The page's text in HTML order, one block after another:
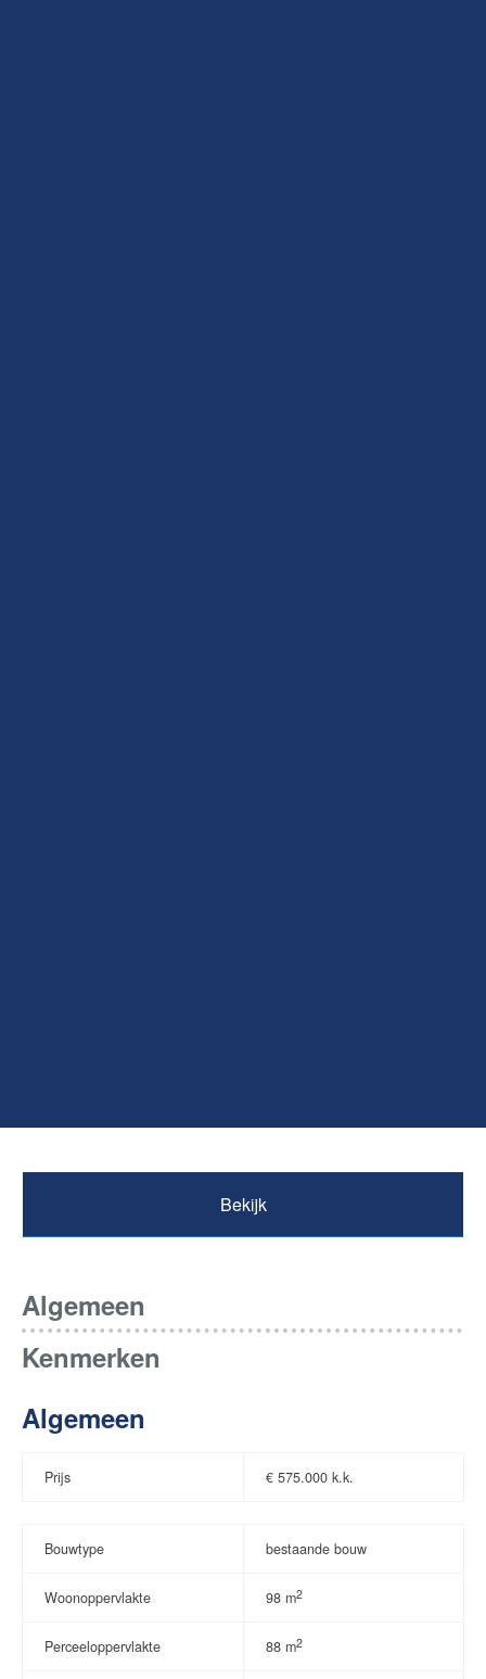
Bekijk
Algemeen
Kenmerken
Algemeen
Prijs € 575.000 k.k.
Bouwtype bestaande bouw
Woonoppervlakte 98 m2
Perceeloppervlakte 88 m2